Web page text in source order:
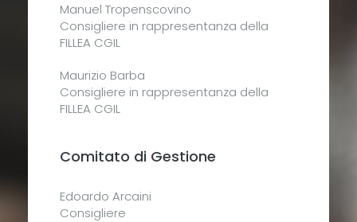
Manuel Tropenscovino
Consigliere in rappresentanza della
FILLEA CGIL
Maurizio Barba
Consigliere in rappresentanza della
FILLEA CGIL
Comitato di Gestione
Edoardo Arcaini
Consigliere